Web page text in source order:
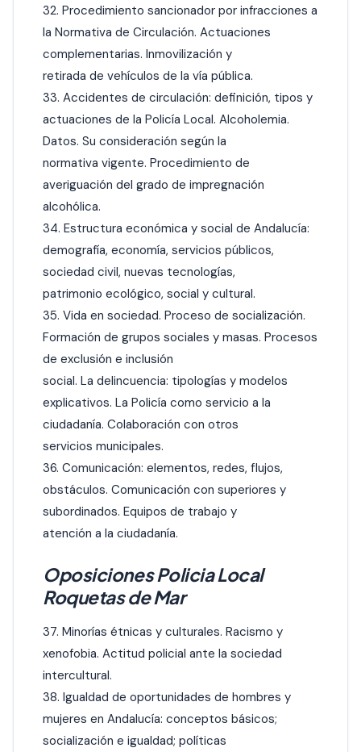
32. Procedimiento sancionador por infracciones a
la Normativa de Circulación. Actuaciones
complementarias. Inmovilización y
retirada de vehículos de la vía pública.
33. Accidentes de circulación: definición, tipos y
actuaciones de la Policía Local. Alcoholemia.
Datos. Su consideración según la
normativa vigente. Procedimiento de
averiguación del grado de impregnación
alcohólica.
34. Estructura económica y social de Andalucía:
demografía, economía, servicios públicos,
sociedad civil, nuevas tecnologías,
patrimonio ecológico, social y cultural.
35. Vida en sociedad. Proceso de socialización.
Formación de grupos sociales y masas. Procesos
de exclusión e inclusión
social. La delincuencia: tipologías y modelos
explicativos. La Policía como servicio a la
ciudadanía. Colaboración con otros
servicios municipales.
36. Comunicación: elementos, redes, flujos,
obstáculos. Comunicación con superiores y
subordinados. Equipos de trabajo y
atención a la ciudadanía.
Oposiciones Policia Local
Roquetas de Mar
37. Minorías étnicas y culturales. Racismo y
xenofobia. Actitud policial ante la sociedad
intercultural.
38. Igualdad de oportunidades de hombres y
mujeres en Andalucía: conceptos básicos;
socialización e igualdad; políticas